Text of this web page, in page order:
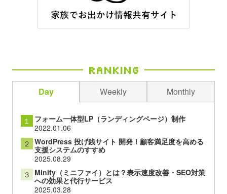
Ranking
Day Weekly Monthly
１ フォーム一体型LP（ランディングページ）制作
2022.01.06
２ WordPress 投げ銭サイト 開発！顧客満足度を高める
支援システムのすすめ
2025.08.29
３ Minify（ミニファイ）とは？表示速度改善・SEO対策
への効果と代行サービス
2025.03.28